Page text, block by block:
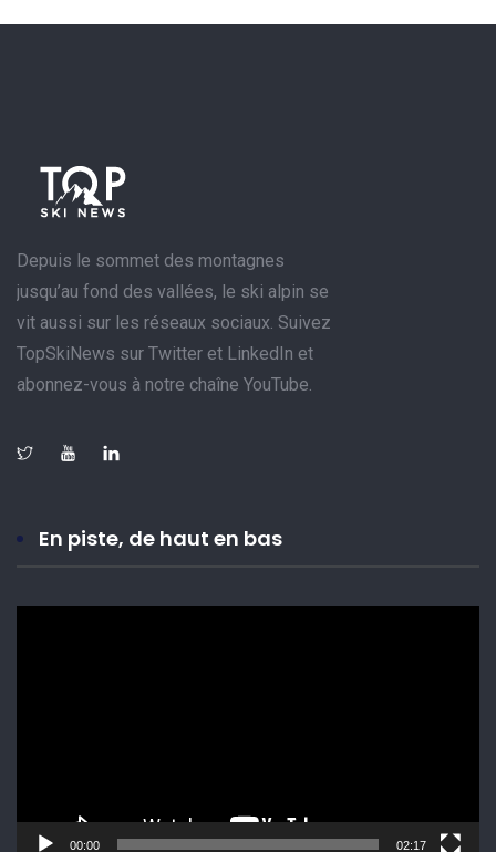
Depuis le sommet des montagnes
jusqu’au fond des vallées, le ski alpin se
vit aussi sur les réseaux sociaux. Suivez
TopSkiNews sur Twitter et LinkedIn et
abonnez-vous à notre chaîne YouTube.
En piste, de haut en bas
00:00 02:17